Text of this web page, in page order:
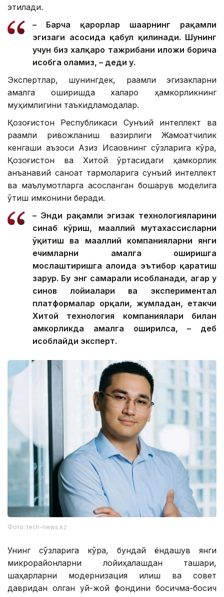
этилади.
– Барча қарорлар шаҳарнинг рақамли
эгизаги асосида қабул қилинади. Шунинг
учун биз халқаро тажрибани иложи борича
ҳисобга оламиз, – деди у.
Экспертлар, шунингдек, рақамли эгизакларни
амалга оширишда халқаро ҳамкорликнинг
муҳимлигини таъкидламоқдалар.
Қозоғистон Республикаси Сунъий интеллект ва
рақамли ривожланиш вазирлиги Жамоатчилик
кенгаши аъзоси Азиз Исқақовнинг сўзларига кўра,
Қозоғистон ва Хитой ўртасидаги ҳамкорлик
анъанавий саноат тармоқларига сунъий интеллект
ва маълумотларга асосланган бошқарув моделига
ўтиш имконини беради.
– Энди рақамли эгизак технологияларини
синаб кўриш, маҳаллий мутахассисларни
ўқитиш ва маҳаллий компанияларни янги
ечимларни амалга оширишга
мослаштиришга алоҳида эътибор қаратиш
зарур. Бу энг самарали ҳисобланади, агар у
синов лойиҳалари ва экспериментал
платформалар орқали, жумладан, етакчи
Хитой технология компаниялари билан
ҳамкорликда амалга оширилса, – деб
ҳисоблайди эксперт.
Фото: tech-news.kz
Унинг сўзларига кўра, бундай ёндашув янги
микрорайонларни лойиҳалашдан ташқари,
шаҳарларни модернизация қилиш ва совет
давридан қолган уй-жой фондини босқичма-босқич